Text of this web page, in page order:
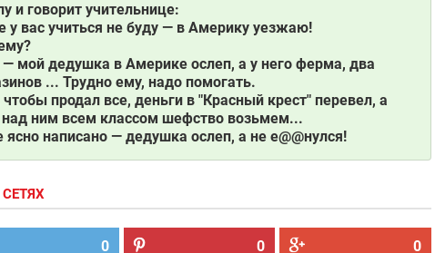
и говорит учительнице:
вас учиться не буду — в Америку уезжаю!
мой дедушка в Америке ослеп, а у него ферма, два
... Трудно ему, надо помогать.
продал все, деньги в "Красный крест" перевел, а
ним всем классом шефство возьмем...
написано — дедушка ослеп, а не е@@нулся!
0 0 0